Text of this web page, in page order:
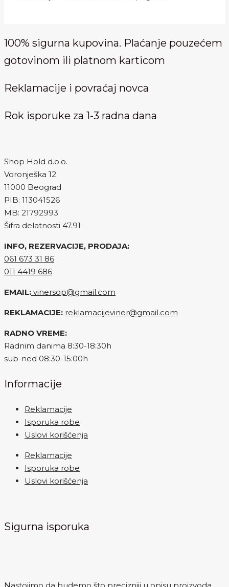
100% sigurna kupovina. Plaćanje pouzećem
gotovinom ili platnom karticom
Reklamacije i povraćaj novca
Rok isporuke za 1-3 radna dana
Shop Hold d.o.o.
Voronješka 12
11000 Beograd
PIB: 113041526
MB: 21792993
Šifra delatnosti 47.91
INFO, REZERVACIJE, PRODAJA:
061 673 31 86
011 4419 686
EMAIL: vinersop@gmail.com
REKLAMACIJE: reklamacijeviner@gmail.com
RADNO VREME:
Radnim danima 8:30-18:30h
sub-ned 08:30-15:00h
Informacije
Reklamacije
Isporuka robe
Uslovi korišćenja
Reklamacije
Isporuka robe
Uslovi korišćenja
Sigurna isporuka